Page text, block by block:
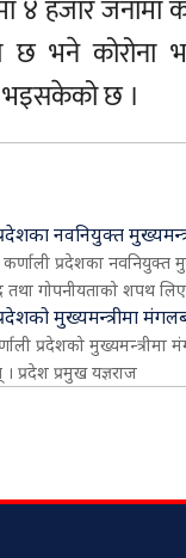
४ हजार जनामा
भने कोरोना
छ ।
नवनियुक्त
प्रदेशका नवनियुक्त
तथा गोपनीयताको शपथ
मुख्यमन्त्रीमा
प्रदेशको मुख्यमन्त्रीमा
प्रदेश प्रमुख यज्ञराज